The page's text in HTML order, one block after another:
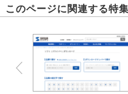
このページに関連する特